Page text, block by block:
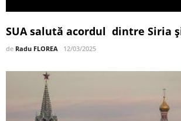
SUA salută acordul dintre Siria
de Radu FLOREA 12/03/2025